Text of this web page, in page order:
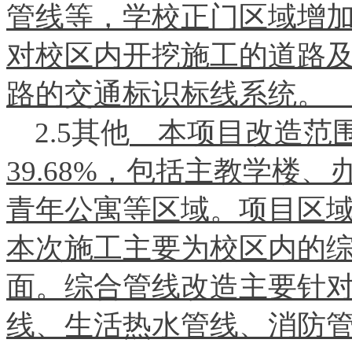
管线等，学校正门区域增
对校区内开挖施工的道路
路的交通标识标线系统
2.5其他 本项目改造范
39.68%，包括主教学楼、
青年公寓等区域。项目区
本次施工主要为校区内的
面。综合管线改造主要针
线、生活热水管线、消防